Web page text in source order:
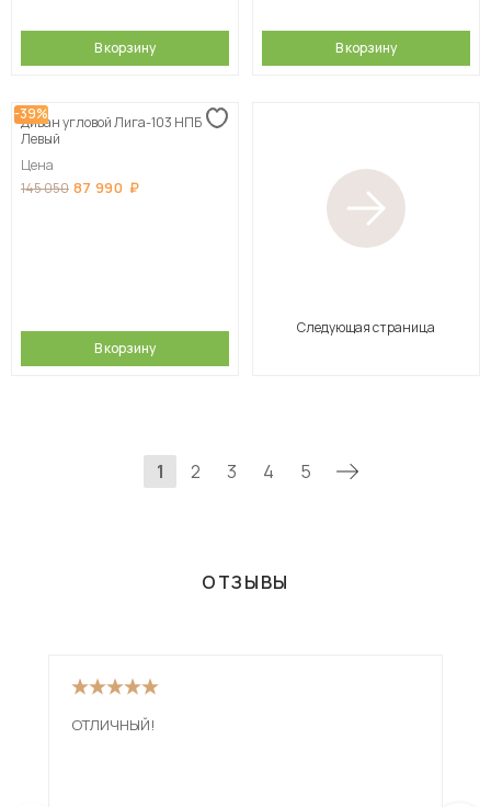
В корзину В корзину
-39%
Диван угловой Лига-103 НПБ
Левый
Цена
145 050 87 990
В корзину
Следующая страница
1 2 3 4 5
ОТЗЫВЫ
ОТЛИЧНЫЙ!